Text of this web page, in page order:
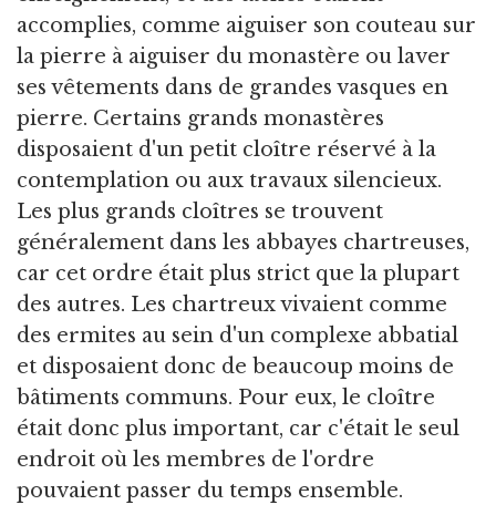
accomplies, comme aiguiser son couteau sur
la pierre à aiguiser du monastère ou laver
ses vêtements dans de grandes vasques en
pierre. Certains grands monastères
disposaient d'un petit cloître réservé à la
contemplation ou aux travaux silencieux.
Les plus grands cloîtres se trouvent
généralement dans les abbayes chartreuses,
car cet ordre était plus strict que la plupart
des autres. Les chartreux vivaient comme
des ermites au sein d'un complexe abbatial
et disposaient donc de beaucoup moins de
bâtiments communs. Pour eux, le cloître
était donc plus important, car c'était le seul
endroit où les membres de l'ordre
pouvaient passer du temps ensemble.